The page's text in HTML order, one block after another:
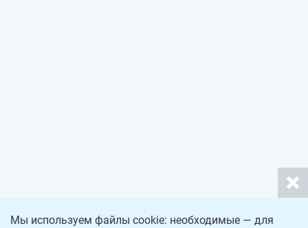
Мы используем файлы cookie: необходимые — для